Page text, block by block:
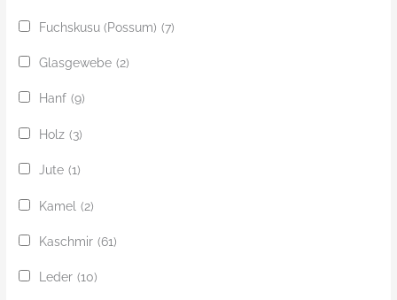
Fuchskusu (Possum) (7)
Glasgewebe (2)
Hanf (9)
Holz (3)
Jute (1)
Kamel (2)
Kaschmir (61)
Leder (10)